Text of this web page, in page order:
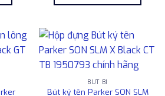
7.560.000 ₫.
BÚT BI
Bút ký tên Parker SON SLM